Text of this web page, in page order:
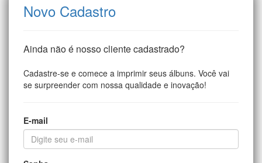
Novo Cadastro
Ainda não é nosso cliente cadastrado?
Cadastre-se e comece a imprimir seus álbuns. Você vai
se surpreender com nossa qualidade e inovação!
E-mail